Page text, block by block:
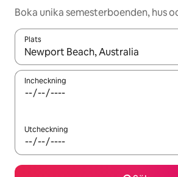
Boka unika semesterboenden, hus
Plats
När resultaten är tillgängliga kan du
Incheckning
Utcheckning